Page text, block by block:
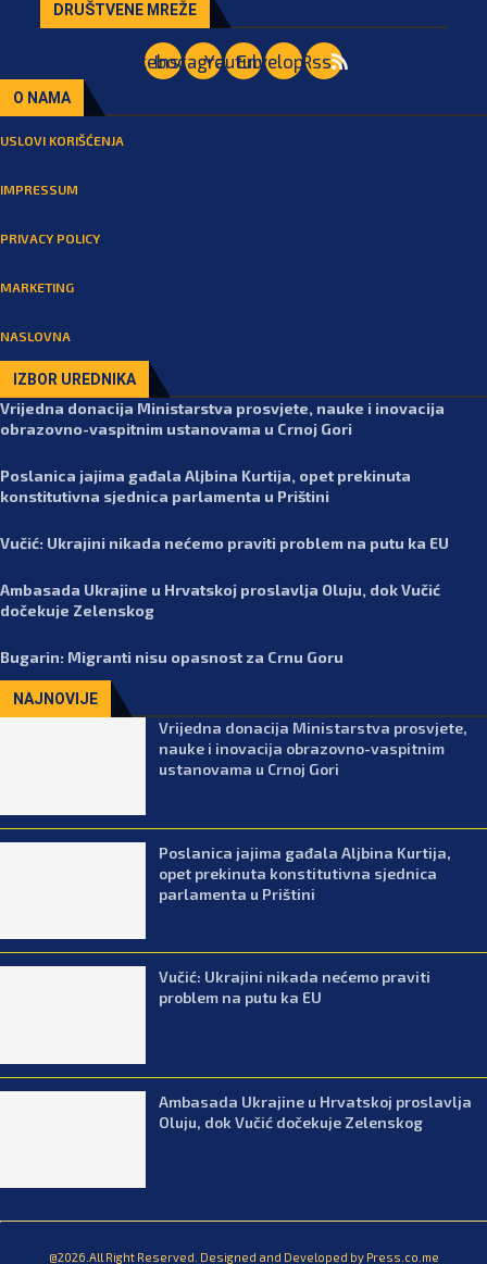
DRUŠTVENE MREŽE
Facebook
Instagram
YoutubeEnvelopeRss
O NAMA
USLOVI KORIŠĆENJA
IMPRESSUM
PRIVACY POLICY
MARKETING
NASLOVNA
IZBOR UREDNIKA
Vrijedna donacija Ministarstva prosvjete, nauke i inovacija
obrazovno-vaspitnim ustanovama u Crnoj Gori
Poslanica jajima gađala Aljbina Kurtija, opet prekinuta
konstitutivna sjednica parlamenta u Prištini
Vučić: Ukrajini nikada nećemo praviti problem na putu ka EU
Ambasada Ukrajine u Hrvatskoj proslavlja Oluju, dok Vučić
dočekuje Zelenskog
Bugarin: Migranti nisu opasnost za Crnu Goru
NAJNOVIJE
Vrijedna donacija Ministarstva prosvjete,
nauke i inovacija obrazovno-vaspitnim
ustanovama u Crnoj Gori
Poslanica jajima gađala Aljbina Kurtija,
opet prekinuta konstitutivna sjednica
parlamenta u Prištini
Vučić: Ukrajini nikada nećemo praviti
problem na putu ka EU
Ambasada Ukrajine u Hrvatskoj proslavlja
Oluju, dok Vučić dočekuje Zelenskog
@2026.All Right Reserved. Designed and Developed by Press.co.me